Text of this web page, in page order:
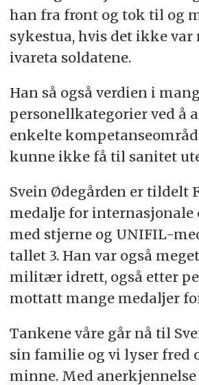
han fra front og tok til og
sykestua, hvis det ikke
ivareta soldatene.
Han så også verdien i
personellkategorier ved å
enkelte
kunne ikke få til sanitet
Svein Ødegården er tildelt
medalje for internasjonale
med stjerne og UNIFIL-
tallet 3. Han var også
militær idrett, også etter
mottatt mange medaljer
Tankene våre går nå til
sin familie og vi lyser fred
minne. Med anerkjennelse